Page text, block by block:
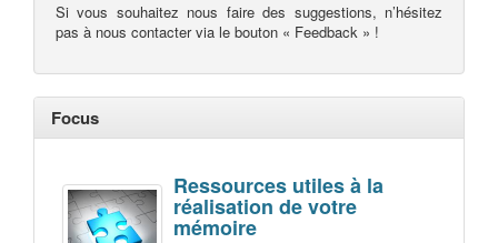
Si vous souhaitez nous faire des suggestions, n’hésitez
pas à nous contacter via le bouton « Feedback » !
Focus
Ressources utiles à la
réalisation de votre
mémoire